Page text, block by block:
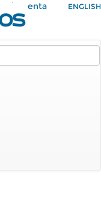
Mi Cuenta ENGLISH